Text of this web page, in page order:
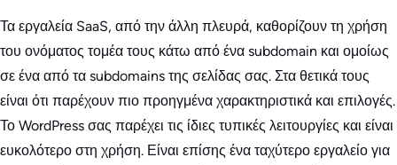
Τα εργαλεία SaaS, από την άλλη πλευρά, καθορίζουν τη χρήση
του ονόματος τομέα τους κάτω από ένα subdomain και ομοίως
σε ένα από τα subdomains της σελίδας σας. Στα θετικά τους
είναι ότι παρέχουν πιο προηγμένα χαρακτηριστικά και επιλογές.
Το WordPress σας παρέχει τις ίδιες τυπικές λειτουργίες και είναι
ευκολότερο στη χρήση. Είναι επίσης ένα ταχύτερο εργαλείο για